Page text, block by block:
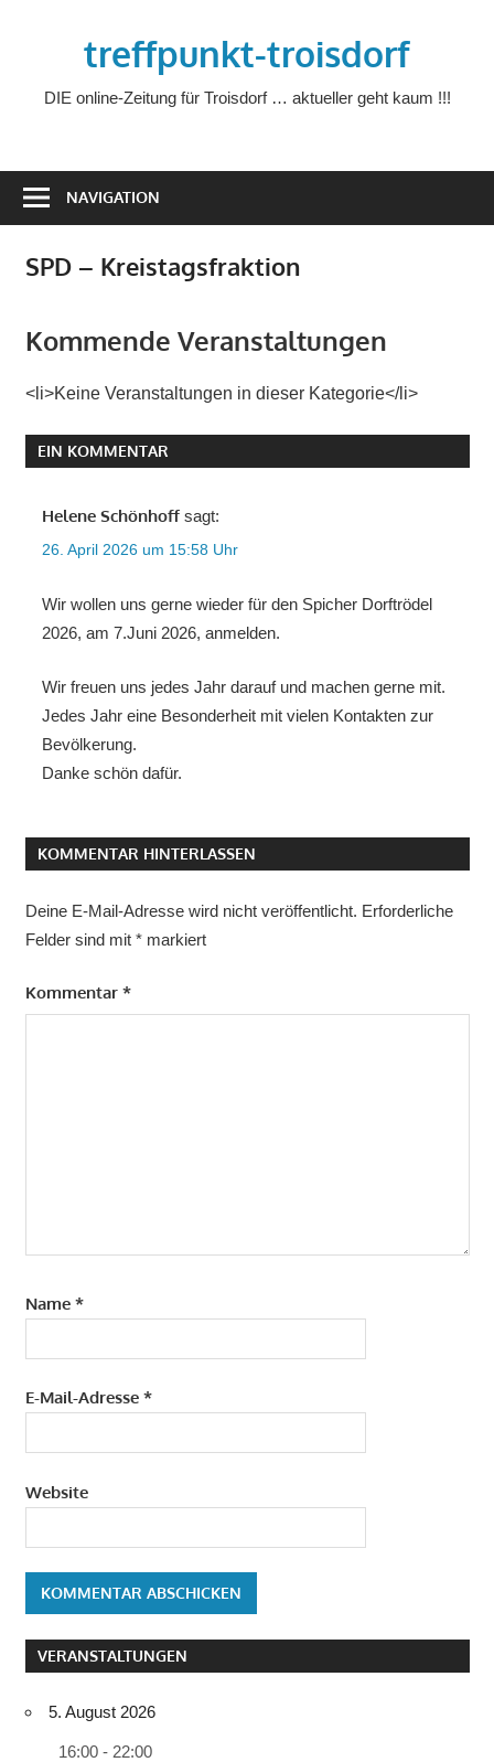
treffpunkt-troisdorf
DIE online-Zeitung für Troisdorf … aktueller geht kaum !!!
NAVIGATION
SPD – Kreistagsfraktion
Kommende Veranstaltungen
<li>Keine Veranstaltungen in dieser Kategorie</li>
EIN KOMMENTAR
Helene Schönhoff sagt:
26. April 2026 um 15:58 Uhr
Wir wollen uns gerne wieder für den Spicher Dorftrödel
2026, am 7.Juni 2026, anmelden.
Wir freuen uns jedes Jahr darauf und machen gerne mit.
Jedes Jahr eine Besonderheit mit vielen Kontakten zur
Bevölkerung.
Danke schön dafür.
KOMMENTAR HINTERLASSEN
Deine E-Mail-Adresse wird nicht veröffentlicht. Erforderliche
Felder sind mit *markiert
Kommentar *
Name *
E-Mail-Adresse *
Website
VERANSTALTUNGEN
5. August 2026
16:00 - 22:00